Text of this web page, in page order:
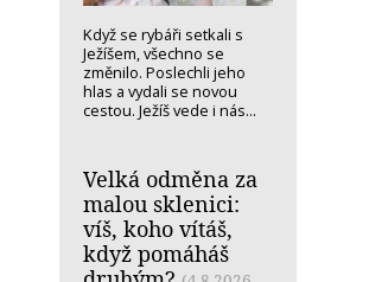
Když se rybáři setkali s
Ježíšem, všechno se
změnilo. Poslechli jeho
hlas a vydali se novou
cestou. Ježíš vede i nás...
Velká odměna za
malou sklenici:
víš, koho vítáš,
když pomáháš